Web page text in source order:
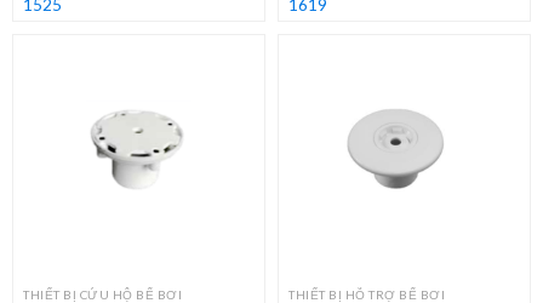
1525
1619
THIẾT BỊ CỨU HỘ BỂ BƠI THIẾT BỊ HỖ TRỢ BỂ BƠI